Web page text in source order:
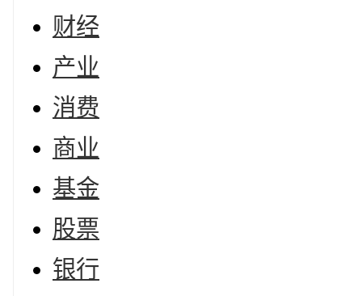
财经
产业
消费
商业
基金
股票
银行